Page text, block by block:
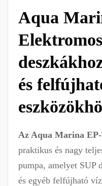
Aqua
és
Az Aqua Marina EP-
praktikus és nagy
pumpa, amelyet SUP
és egyéb felfújható